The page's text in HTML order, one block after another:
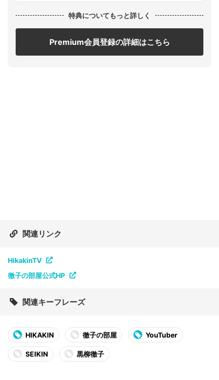
特典についてもっと詳しく
Premium会員登録の詳細はこちら
関連リンク
HikakinTV
徹子の部屋公式HP
関連キーフレーズ
HIKAKIN 徹子の部屋 YouTuber
SEIKIN 黒柳徹子